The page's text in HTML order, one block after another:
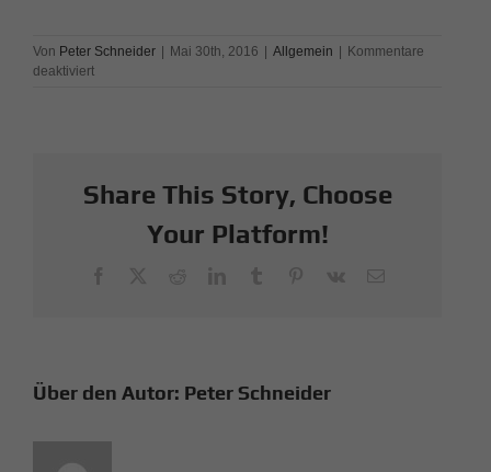
Von Peter Schneider | Mai 30th, 2016 | Allgemein | Kommentare
deaktiviertfür
Share This Story, Choose
Your Platform!
Über den Autor: Peter Schneider